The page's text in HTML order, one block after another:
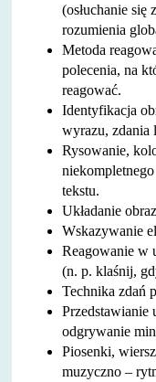
(osłuchanie
rozumienia
Metoda
polecenia, na
reagować.
Identyfikacja
wyrazu, zdania
Rysowanie,
tekstu.
Układanie
Wskazywanie
Reagowanie w
(n. p. klaśnij,
Technika zdań
Przedstawianie
odgrywanie
Piosenki,
muzyczno –